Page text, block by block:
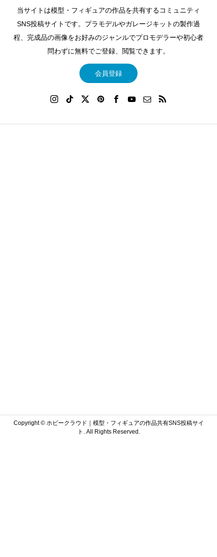
当サイトは模型・フィギュアの作品を共有するコミュニティ
SNS投稿サイトです。プラモデルやガレージキットの製作過
程、完成品の画像をお好みのジャンルでプロモデラーや初心者
問わずに無料でご登録、閲覧できます。
会員登録
Copyright ©ホビークラウド｜模型・フィギュアの作品共有SNS投稿サイ
ト. All Rights Reserved.